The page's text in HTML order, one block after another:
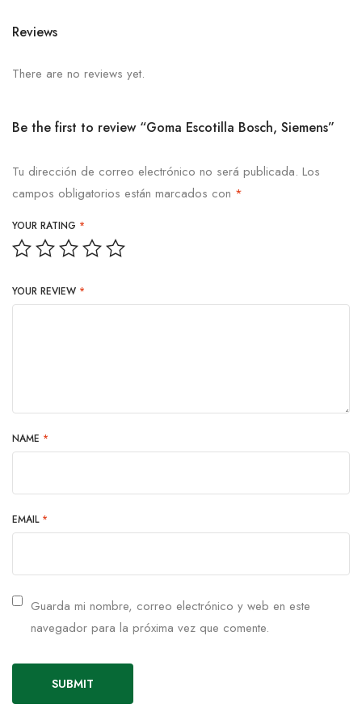
Reviews
There are no reviews yet.
Be the first to review “Goma Escotilla Bosch, Siemens”
Tu dirección de correo electrónico no será publicada. Los
campos obligatorios están marcados con *
YOUR RATING *
YOUR REVIEW *
NAME *
EMAIL *
Guarda mi nombre, correo electrónico y web en este
navegador para la próxima vez que comente.